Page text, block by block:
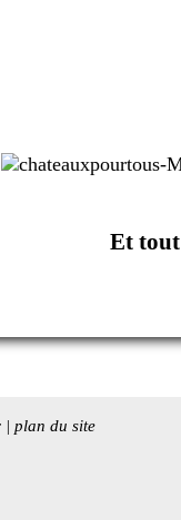
Et
| plan du site